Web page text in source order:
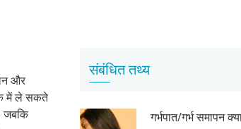
और
में ले सकते
जबकि
संबंधित तथ्य
गर्भपात/गर्भ समापन